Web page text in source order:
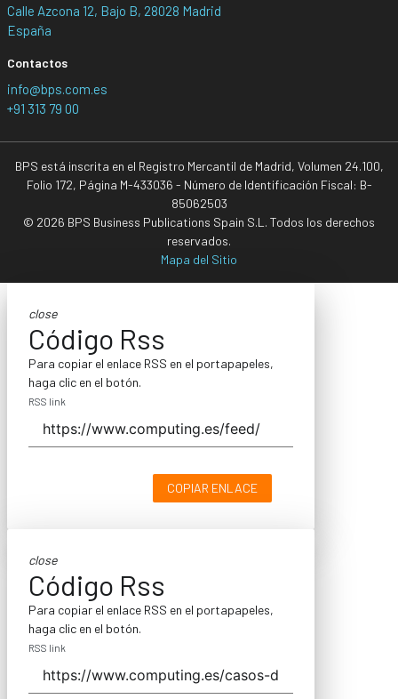
Calle Azcona 12, Bajo B, 28028 Madrid
España
Contactos
info@bps.com.es
+91 313 79 00
BPS está inscrita en el Registro Mercantil de Madrid, Volumen 24.100,
Folio 172, Página M-433036 - Número de Identificación Fiscal: B-
85062503
© 2026 BPS Business Publications Spain S.L. Todos los derechos
reservados.
Mapa del Sitio
close
Código Rss
Para copiar el enlace RSS en el portapapeles,
haga clic en el botón.
RSS link
COPIAR ENLACE
close
Código Rss
Para copiar el enlace RSS en el portapapeles,
haga clic en el botón.
RSS link